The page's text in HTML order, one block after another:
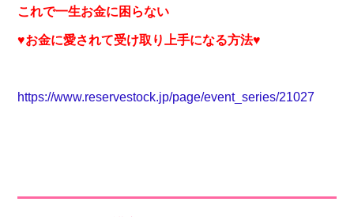
これで一生お金に困らない
♥お金に愛されて受け取り上手になる方法♥
https://www.reservestock.jp/page/event_series/21027